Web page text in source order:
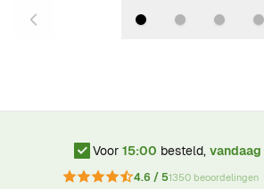
Voor 15:00 besteld, vandaag
4.6 / 51350 beoordelingen